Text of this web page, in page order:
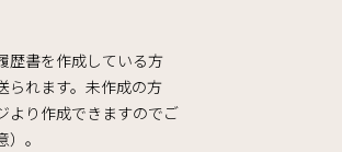
歴書を作成している方
られます。未作成の方
より作成できますのでご
。